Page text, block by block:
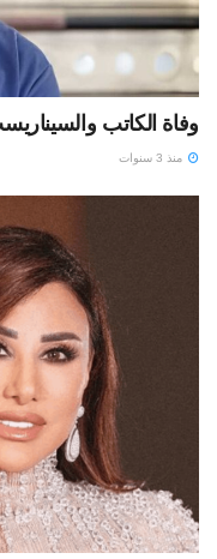
وفاة الكاتب
منذ 3 سنوات